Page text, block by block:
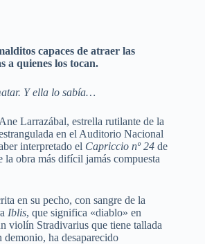
capaces de atraer las
a quienes los tocan.
Y ella lo sabía…
Larrazábal, estrella rutilante de la
en el Auditorio Nacional
interpretado el Capriccio nº 24 de
la obra más difícil jamás compuesta
en su pecho, con sangre de la
Iblis, que significa «diablo» en
violín Stradivarius que tiene tallada
demonio, ha desaparecido